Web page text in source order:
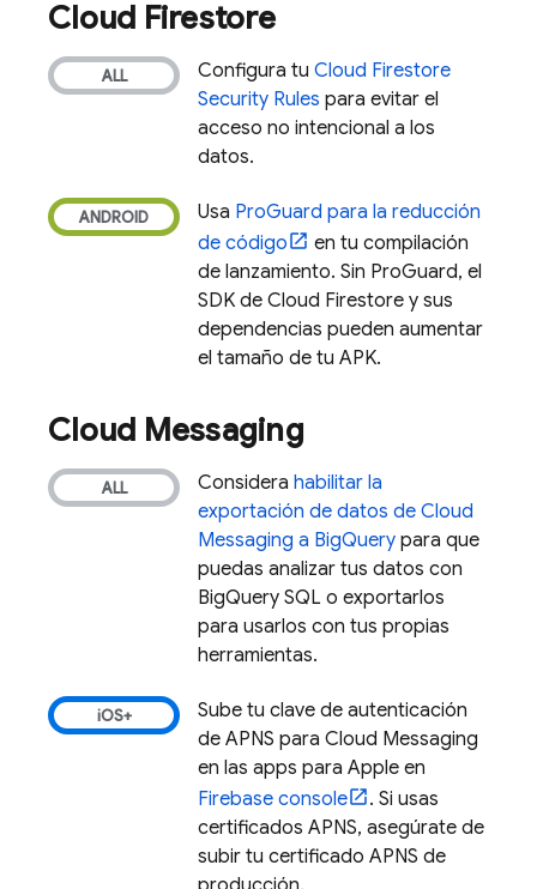
Cloud Firestore
Configura tu Cloud Firestore
Security Rules para evitar el
acceso no intencional a los
datos.
Usa ProGuard para la reducción
de código
en tu compilación
de lanzamiento. Sin ProGuard, el
SDK de Cloud Firestore y sus
dependencias pueden aumentar
el tamaño de tu APK.
Cloud Messaging
Considera habilitar la
exportación de datos de Cloud
Messaging a BigQuery para que
puedas analizar tus datos con
BigQuery SQL o exportarlos
para usarlos con tus propias
herramientas.
Sube tu clave de autenticación
de APNS para Cloud Messaging
en las apps para Apple en
Firebase console
. Si usas
certificados APNS, asegúrate de
subir tu certificado APNS de